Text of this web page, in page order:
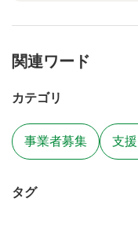
関連ワード
カテゴリ
事業者募集 支
タグ